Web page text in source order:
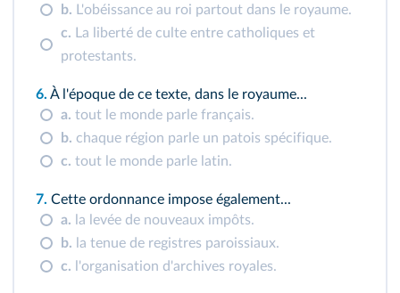
b. L'obéissance au roi partout dans le royaume.
c. La liberté de culte entre catholiques et
protestants.
6. À l'époque de ce texte, dans le royaume...
a. tout le monde parle français.
b. chaque région parle un patois spécifique.
c. tout le monde parle latin.
7. Cette ordonnance impose également...
a. la levée de nouveaux impôts.
b. la tenue de registres paroissiaux.
c. l'organisation d'archives royales.